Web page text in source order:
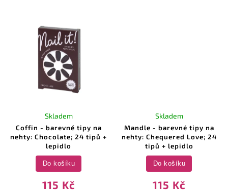
Coffin - barevné tipy na
nehty: Chocolate; 24 tipů +
lepidlo
Skladem
115 Kč
Do košíku
Mandle - barevné tipy na
nehty: Chequered Love; 24
tipů + lepidlo
Skladem
115 Kč
Do košíku